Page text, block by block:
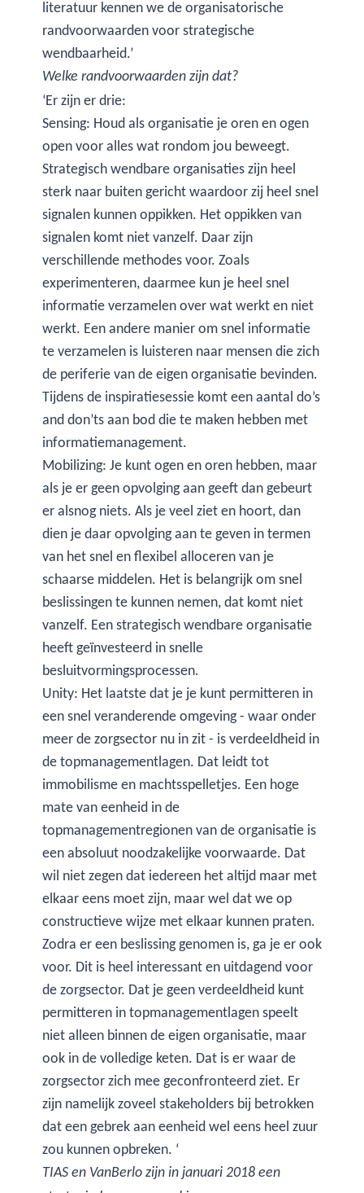
literatuur kennen we de organisatorische
randvoorwaarden voor strategische
wendbaarheid.’
Welke randvoorwaarden zijn dat?
‘Er zijn er drie:
Sensing: Houd als organisatie je oren en ogen
open voor alles wat rondom jou beweegt.
Strategisch wendbare organisaties zijn heel
sterk naar buiten gericht waardoor zij heel snel
signalen kunnen oppikken. Het oppikken van
signalen komt niet vanzelf. Daar zijn
verschillende methodes voor. Zoals
experimenteren, daarmee kun je heel snel
informatie verzamelen over wat werkt en niet
werkt. Een andere manier om snel informatie
te verzamelen is luisteren naar mensen die zich
de periferie van de eigen organisatie bevinden.
Tijdens de inspiratiesessie komt een aantal do’s
and don’ts aan bod die te maken hebben met
informatiemanagement.
Mobilizing: Je kunt ogen en oren hebben, maar
als je er geen opvolging aan geeft dan gebeurt
er alsnog niets. Als je veel ziet en hoort, dan
dien je daar opvolging aan te geven in termen
van het snel en flexibel alloceren van je
schaarse middelen. Het is belangrijk om snel
beslissingen te kunnen nemen, dat komt niet
vanzelf. Een strategisch wendbare organisatie
heeft geïnvesteerd in snelle
besluitvormingsprocessen.
Unity: Het laatste dat je je kunt permitteren in
een snel veranderende omgeving - waar onder
meer de zorgsector nu in zit - is verdeeldheid in
de topmanagementlagen. Dat leidt tot
immobilisme en machtsspelletjes. Een hoge
mate van eenheid in de
topmanagementregionen van de organisatie is
een absoluut noodzakelijke voorwaarde. Dat
wil niet zegen dat iedereen het altijd maar met
elkaar eens moet zijn, maar wel dat we op
constructieve wijze met elkaar kunnen praten.
Zodra er een beslissing genomen is, ga je er ook
voor. Dit is heel interessant en uitdagend voor
de zorgsector. Dat je geen verdeeldheid kunt
permitteren in topmanagementlagen speelt
niet alleen binnen de eigen organisatie, maar
ook in de volledige keten. Dat is er waar de
zorgsector zich mee geconfronteerd ziet. Er
zijn namelijk zoveel stakeholders bij betrokken
dat een gebrek aan eenheid wel eens heel zuur
zou kunnen opbreken. ‘
TIAS en VanBerlo zijn in januari 2018 een